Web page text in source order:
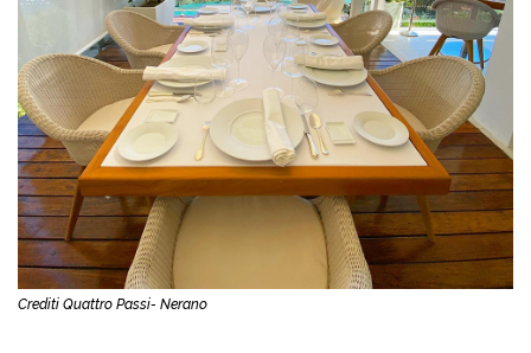
Crediti Quattro Passi- Nerano